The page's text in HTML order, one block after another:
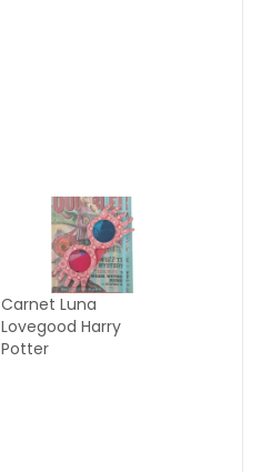
Carnet Luna
Lovegood Harry
Potter